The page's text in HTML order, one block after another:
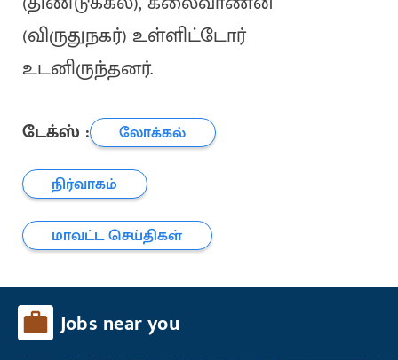
(விருதுநகர்) உள்ளிட்டோர்
உடனிருந்தனர்.
டேக்ஸ் :
லோக்கல்
நிர்வாகம்
மாவட்ட செய்திகள்
Jobs near you